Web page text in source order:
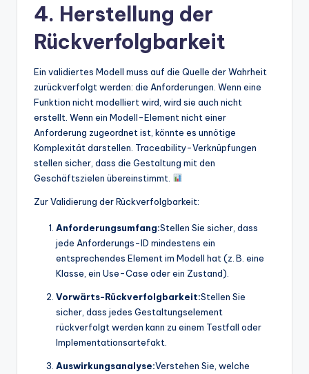
4. Herstellung der
Rückverfolgbarkeit
Ein validiertes Modell muss auf die Quelle der Wahrheit
zurückverfolgt werden: die Anforderungen. Wenn eine
Funktion nicht modelliert wird, wird sie auch nicht
erstellt. Wenn ein Modell-Element nicht einer
Anforderung zugeordnet ist, könnte es unnötige
Komplexität darstellen. Traceability-Verknüpfungen
stellen sicher, dass die Gestaltung mit den
Geschäftszielen übereinstimmt.
Zur Validierung der Rückverfolgbarkeit:
Anforderungsumfang:Stellen Sie sicher, dass
jede Anforderungs-ID mindestens ein
entsprechendes Element im Modell hat (z. B. eine
Klasse, ein Use-Case oder ein Zustand).
Vorwärts-Rückverfolgbarkeit:Stellen Sie
sicher, dass jedes Gestaltungselement
rückverfolgt werden kann zu einem Testfall oder
Implementationsartefakt.
Auswirkungsanalyse:Verstehen Sie, welche